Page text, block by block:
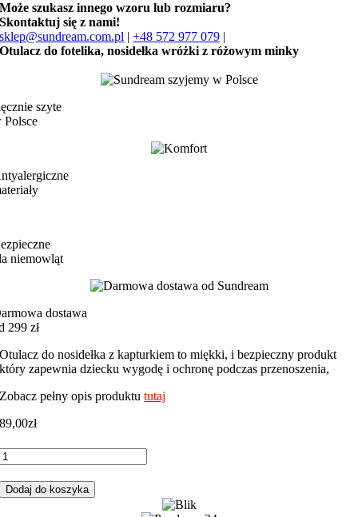
Może szukasz innego wzoru lub rozmiaru?
Skontaktuj się z nami!
sklep@sundream.com.pl |+48 572 977 079 |
Otulacz do fotelika, nosidełka wróżki z różowym minky
szyte
Polsce
niemowląt
dostawa
299 zł
Otulacz do nosidełka z kapturkiem to miękki, i bezpieczny produkt
który zapewnia dziecku wygodę i ochronę podczas przenoszenia,
Zobacz pełny opis produktututaj
89,00zł
Dodaj do koszyka